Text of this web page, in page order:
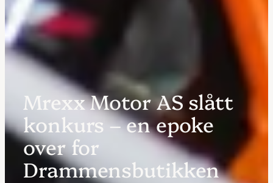
Mrexx Motor AS slått
konkurs – en epoke
over for
Drammensbutikken